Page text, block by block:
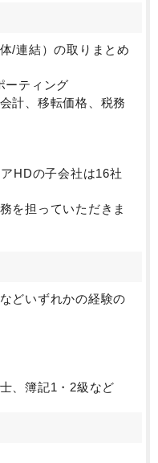
A等への投資、アジア
するさせる見込みで
規模が2倍となりま
、変革で発生する業
らえる人材を募集し
おいてますが、イオ
理部門と他部門との
ある法人且つ、最も
甲斐を見出していた
/連結）の取りまとめ
ーティング
計、移転価格、税務
HDの子会社は16社
を担っていただきま
どいずれかの経験の
、簿記1・2級など